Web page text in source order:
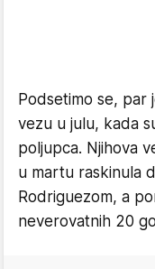
Podsetimo se, par
vezu u julu, kada
poljupca. Njihova
u martu raskinula
Rodriguezom, a
neverovatnih 20